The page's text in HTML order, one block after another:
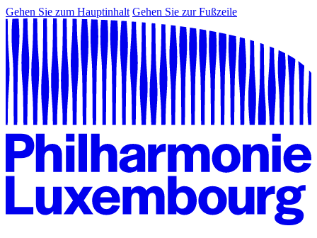
Gehen Sie zum Hauptinhalt Gehen Sie zur Fußzeile